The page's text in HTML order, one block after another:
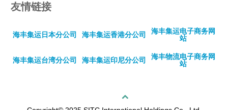
友情链接
海丰集运日本分公司 海丰集运香港分公司
海丰集运电子商务网
站
海丰集运台湾分公司 海丰集运印尼分公司
海丰物流电子商务网
站